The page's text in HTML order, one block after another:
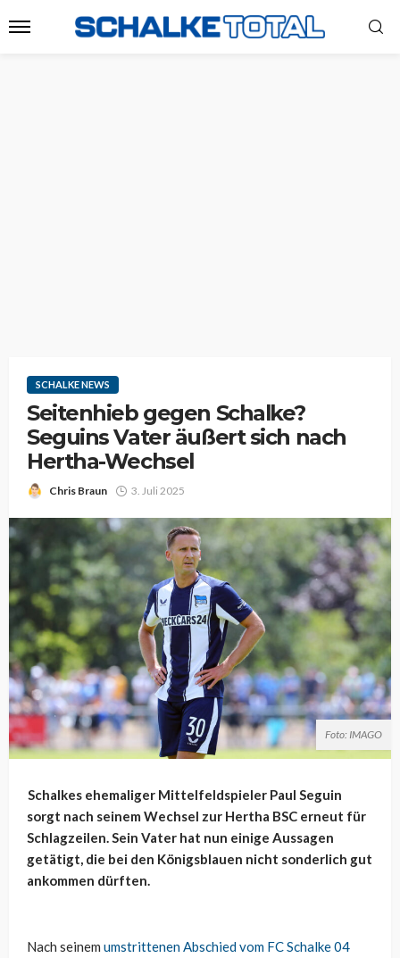
SCHALKE NEWS
Seitenhieb gegen Schalke?
Seguins Vater äußert sich nach
Hertha-Wechsel
Chris Braun 3. Juli 2025
Foto: IMAGO
Schalkes ehemaliger Mittelfeldspieler Paul Seguin
sorgt nach seinem Wechsel zur Hertha BSC erneut für
Schlagzeilen. Sein Vater hat nun einige Aussagen
getätigt, die bei den Königsblauen nicht sonderlich gut
ankommen dürften.
Nach seinem umstrittenen Abschied vom FC Schalke 04